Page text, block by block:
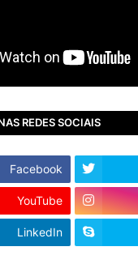
REDES SOCIAIS
Facebook
YouTube
LinkedIn